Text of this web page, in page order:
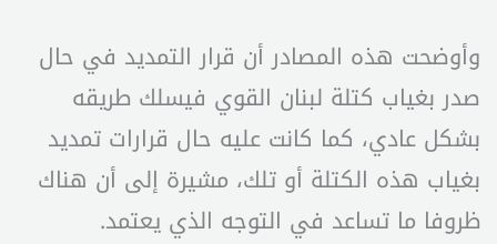
‎وأوضحت هذه المصادر أن قرار التمديد في حال
صدر بغياب كتلة لبنان القوي فيسلك طريقه
بشكل عادي، كما كانت عليه حال قرارات تمديد
بغياب هذه الكتلة أو تلك، مشيرة إلى أن هناك
ظروفا ما تساعد في التوجه الذي يعتمد.